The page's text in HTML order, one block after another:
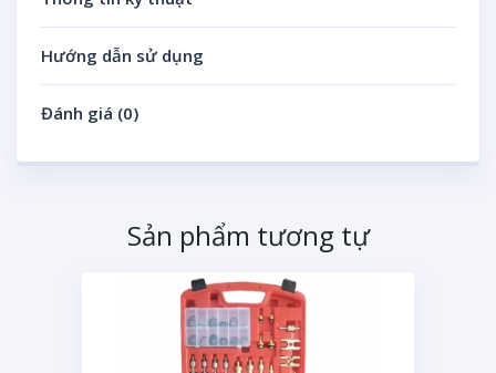
Hướng dẫn sử dụng
Đánh giá (0)
Sản phẩm tương tự